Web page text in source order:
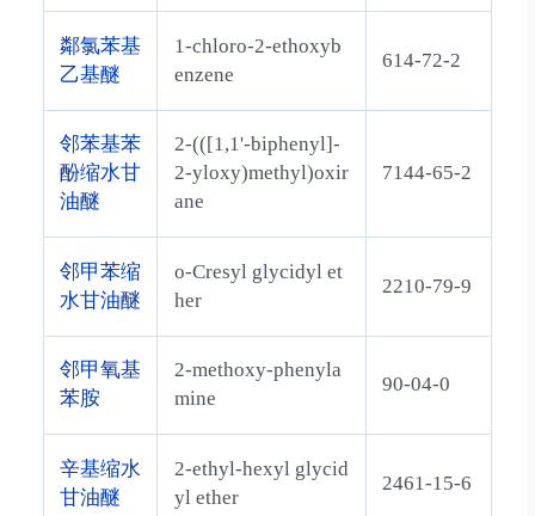
鄰氯苯基
乙基醚
1-chloro-2-ethoxyb
enzene
614-72-2
邻苯基苯
酚缩水甘
油醚
2-(([1,1'-biphenyl]-
2-yloxy)methyl)oxir
ane
7144-65-2
邻甲苯缩
水甘油醚
o-Cresyl glycidyl et
her
2210-79-9
邻甲氧基
苯胺
2-methoxy-phenyla
mine
90-04-0
辛基缩水
甘油醚
2-ethyl-hexyl glycid
yl ether
2461-15-6